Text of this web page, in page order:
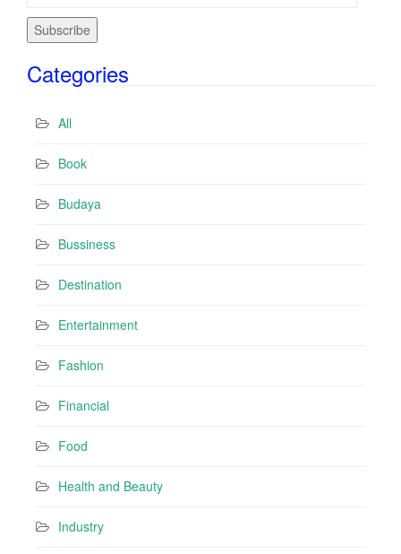
lCategories
All
Book
Budaya
Bussiness
Destination
Entertainment
Fashion
Financial
Food
Health and Beauty
Industry